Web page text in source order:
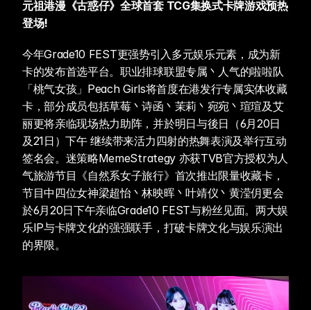
元祖港漫《古惑仔》全球首套 TCG集换式卡牌游戏预热
登场!
今年Grade10 FEST更强势引入多元娱乐元素，成为新
卡的发布首选平台。职业排球联盟专属丶人气的啦啦队
「桃气女孩」Peach Girls将首度在港发行专属实体收藏
卡，部分成员包括草莓丶诗函丶茉莉丶宛宛丶瑄瑄及艾
丽更将亲临现场热力助阵，并於明日与後日（6月20日
及21日）下午 继续带来活力四射的热舞表演及举行互动
签名会。迷策略MemeStrategy 亦获TVB官方授权为人
气旅游节目《自然系女子旅行》首次推出限量收藏卡，
节目中四位女神梁超怡丶林映晖丶叶靖仪丶黄滢仴更会
於6月20日下午亲临Grade10 FEST与粉丝见面。两大娱
乐IP与卡牌文化的强强联手，打破卡牌文化与娱乐演出
的界限。